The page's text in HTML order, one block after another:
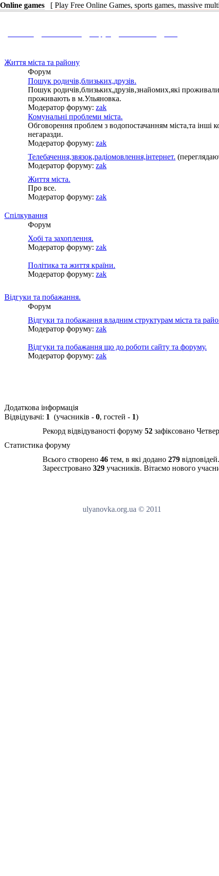
Online games [ Play Free Online Games, sports games, massive
Життя міста та району
Форум
Пошук родичів,близьких,друзів.
Пошук родичів,близьких,друзів,знайомих,які
проживають в м.Ульяновка.
Модератор форуму: zak
Комунальні проблеми міста.
Обговорення проблем з водопостачанням міста,та інші
негаразди.
Модератор форуму: zak
Телебачення,звязок,радіомовлення,інтернет.
Модератор форуму: zak
Життя міста.
Про все.
Модератор форуму: zak
Спілкування
Форум
Хобі та захоплення.
Модератор форуму: zak
Політика та життя країни.
Модератор форуму: zak
Відгуки та побажання.
Форум
Відгуки та побажання владним структурам міста та
Модератор форуму: zak
Відгуки та побажання що до роботи сайту та форуму.
Модератор форуму: zak
Додаткова інформація
Відвідувачі: 1 (учасників - 0, гостей - 1)
Рекорд відвідуваності форуму 52 зафіксовано
Статистика форуму
Всього створено 46 тем, в які додано 279 відповідей.
Зареєстровано 329 учасників. Вітаємо нового
ulyanovka.org.ua © 2011